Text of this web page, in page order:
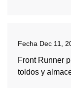
Fecha Dec 11,
Front Runner
toldos y